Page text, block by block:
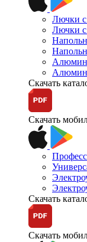
Лючки с
Лючки с
Скачать
Скачать
Скачать
Скачать